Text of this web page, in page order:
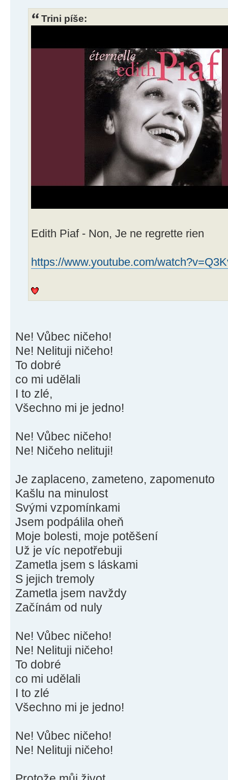
Trini píše:
Edith Piaf - Non, Je ne regrette rien
https://www.youtube.com/
Ne! Vůbec ničeho!
Ne! Nelituji ničeho!
To dobré
co mi udělali
I to zlé,
Všechno mi je jedno!
Ne! Vůbec ničeho!
Ne! Ničeho nelituji!
Je zaplaceno, zameteno, zapomenuto
Kašlu na minulost
Svými vzpomínkami
Jsem podpálila oheň
Moje bolesti, moje potěšení
Už je víc nepotřebuji
Zametla jsem s láskami
S jejich tremoly
Zametla jsem navždy
Začínám od nuly
Ne! Vůbec ničeho!
Ne! Nelituji ničeho!
To dobré
co mi udělali
I to zlé
Všechno mi je jedno!
Ne! Vůbec ničeho!
Ne! Nelituji ničeho!